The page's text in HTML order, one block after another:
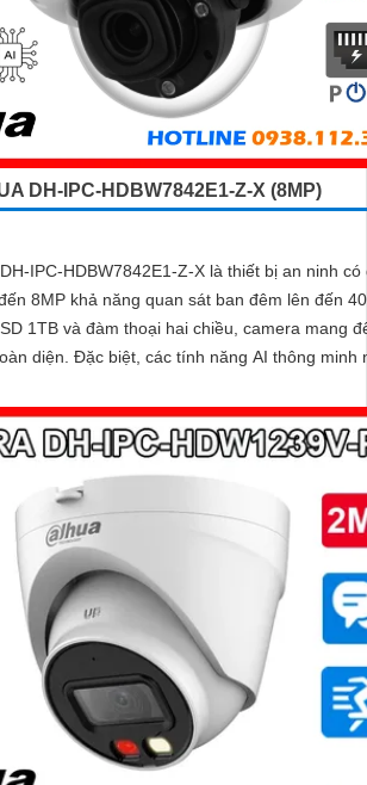
DH-IPC-HDBW7842E1-Z-X (8MP)
IPC-HDBW7842E1-Z-X là thiết bị an ninh có
8MP khả năng quan sát ban đêm lên đến
1TB và đàm thoại hai chiều, camera mang
AI thông minh như
gian trong nhà